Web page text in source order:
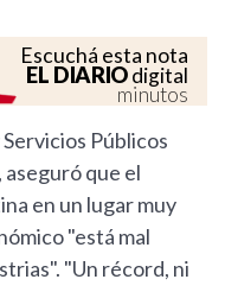
Escuchá esta nota
EL DIARIOdigital
minutos
Públicos
que el
en un lugar muy
"está mal
"Un récord, ni